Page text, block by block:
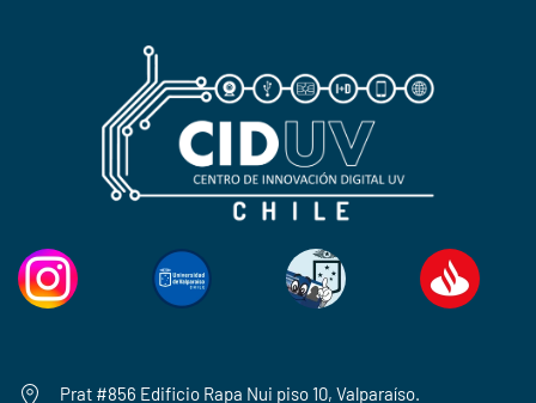
Prat #856 Edificio Rapa Nui piso 10, Valparaíso.